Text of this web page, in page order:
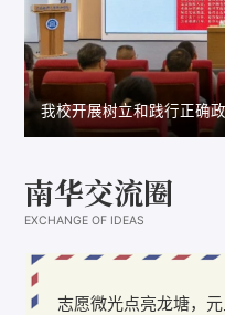
我校开展树立和践行正确
南华交流圈
EXCHANGE OF IDEAS
志愿微光点亮龙塘，